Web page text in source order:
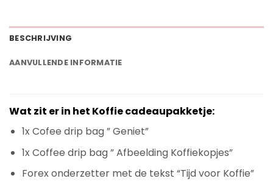
BESCHRIJVING
AANVULLENDE INFORMATIE
Wat zit er in het Koffie cadeaupakketje:
1x Cofee drip bag ” Geniet”
1x Coffee drip bag ” Afbeelding Koffiekopjes”
Forex onderzetter met de tekst “Tijd voor Koffie”